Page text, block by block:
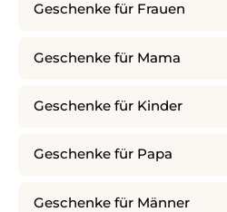
Geschenke für Frauen
Geschenke für Mama
Geschenke für Kinder
Geschenke für Papa
Geschenke für Männer